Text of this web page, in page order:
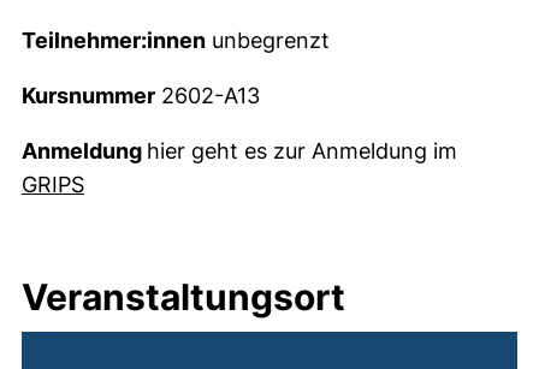
Teilnehmer:innen unbegrenzt
Kursnummer 2602-A13
Anmeldung hier geht es zur Anmeldung im
GRIPS(externer Link, öffnet neues Fenster)
Veranstaltungsort